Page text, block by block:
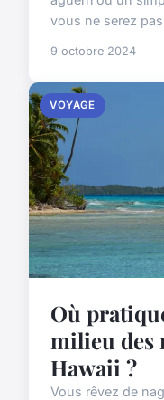
vous ne serez pas
9 octobre 2024
VOYAGE
Où
milieu des
Hawaii ?
Vous rêvez de